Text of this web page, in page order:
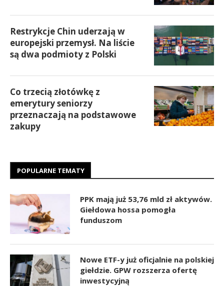
Restrykcje Chin uderzają w
europejski przemysł. Na liście
są dwa podmioty z Polski
Co trzecią złotówkę z
emerytury seniorzy
przeznaczają na podstawowe
zakupy
POPULARNE TEMATY
PPK mają już 53,76 mld zł aktywów.
Giełdowa hossa pomogła
funduszom
Nowe ETF-y już oficjalnie na polskiej
giełdzie. GPW rozszerza ofertę
inwestycyjną